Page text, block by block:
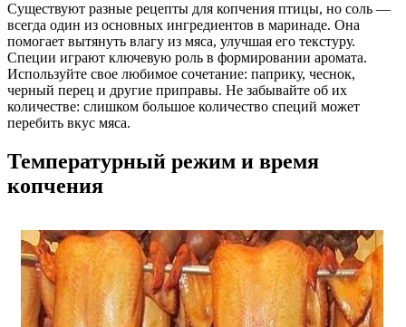
Существуют разные рецепты для копчения птицы, но соль —
всегда один из основных ингредиентов в маринаде. Она
помогает вытянуть влагу из мяса, улучшая его текстуру.
Специи играют ключевую роль в формировании аромата.
Используйте свое любимое сочетание: паприку, чеснок,
черный перец и другие приправы. Не забывайте об их
количестве: слишком большое количество специй может
перебить вкус мяса.
Температурный режим и время
копчения